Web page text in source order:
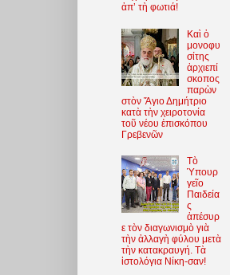
ἀπ’ τὴ φωτιά!
Καὶ ὁ
μονοφυ
σίτης
ἀρχιεπί
σκοπος
παρὼν
στὸν Ἅγιο Δημήτριο
κατὰ τὴν χειροτονία
τοῦ νέου ἐπισκόπου
Γρεβενῶν
Τὸ
Ὑπουρ
γεῖο
Παιδεία
ς
ἀπέσυρ
ε τὸν διαγωνισμὸ γιὰ
τὴν ἀλλαγὴ φύλου μετὰ
τὴν κατακραυγή. Τὰ
ἱστολόγια Νίκη-σαν!